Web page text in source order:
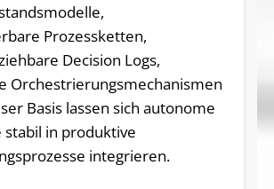
Prozessketten,
Decision Logs,
Orchestrierungs­mechanismen
Basis lassen sich autonome
stabil in produktive
integrieren.